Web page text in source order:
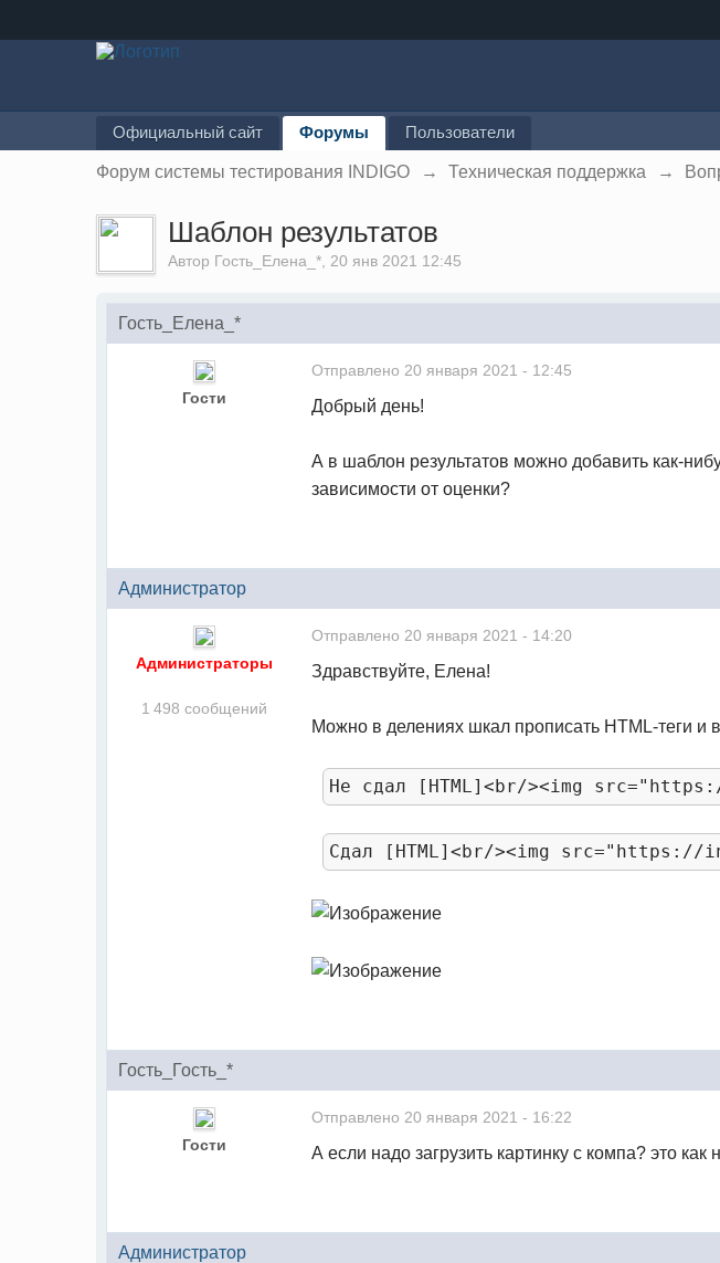
Официальный сайт Форумы Пользователи
Форум системы тестирования INDIGO → Техническая поддержка →
Шаблон результатов
Автор Гость_Елена_*, 20 янв 2021 12:45
Гость_Елена_*
Гости
Отправлено 20 января 2021 - 12:45
Добрый день!
А в шаблон результатов можно добавить как-
зависимости от оценки?
Администратор
Администраторы
1 498 сообщений
Отправлено 20 января 2021 - 14:20
Здравствуйте, Елена!
Можно в делениях шкал прописать HTML-теги
Не сдал [ HTML]<br/><img src=
Сдал [ HTML]<br/><img src="https://
Гость_Гость_*
Гости
Отправлено 20 января 2021 - 16:22
А если надо загрузить картинку с компа? это как
Администратор